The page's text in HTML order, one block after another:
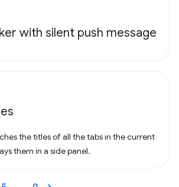
with silent push message
the titles of all the tabs in the current
them in a side panel.